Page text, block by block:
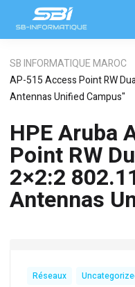
SB INFORMATIQUE MAROC
AP-515 Access Point RW
Antennas Unified Campus"
HPE Aruba
Point RW
2×2:2
Antennas
Réseaux